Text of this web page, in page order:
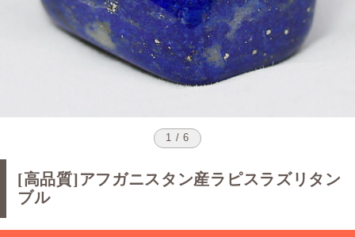
1 / 6
[高品質]アフガニスタン産ラピスラズリタン
ブル